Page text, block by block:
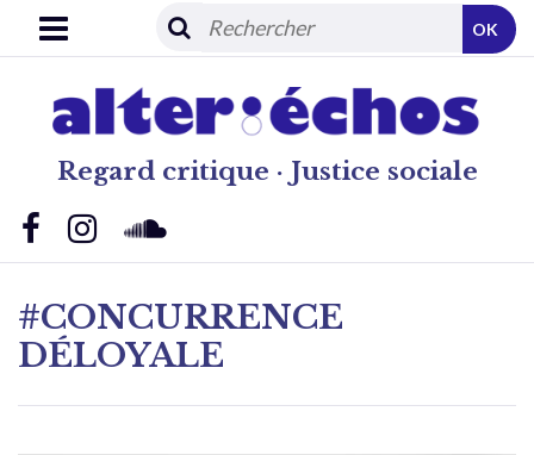
Regard critique · Justice sociale
OK
#CONCURRENCE
DÉLOYALE